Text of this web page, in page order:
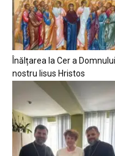
Înălțarea la Cer a Domnului
nostru Iisus Hristos